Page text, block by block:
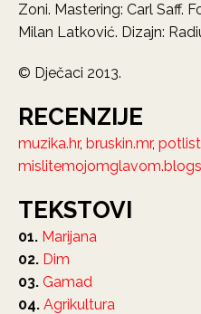
Zoni. Mastering: Carl Saff.
Milan Latković. Dizajn:
© Dječaci 2013.
RECENZIJE
muzika.hr, bruskin.mr,
TEKSTOVI
01. Marijana
02. Dim
03. Gamad
04. Agrikultura